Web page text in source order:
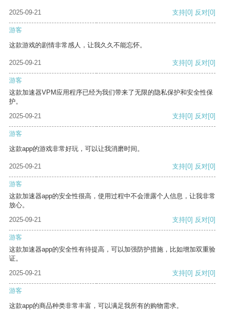
2025-09-21 支持[0] 反对[0]
游客
这款游戏的剧情非常感人，让我久久不能忘怀。
2025-09-21 支持[0] 反对[0]
游客
这款加速器VPM应用程序已经为我们带来了无限的隐私保护和安全性保
护。
2025-09-21
支持[0] 反对[0]
游客
这款app的游戏非常好玩，可以让我消磨时间。
2025-09-21 支持[0] 反对[0]
游客
这款加速器app的安全性很高，使用过程中不会泄露个人信息，让我非常
放心。
2025-09-21
支持[0] 反对[0]
游客
这款加速器app的安全性有待提高，可以加强防护措施，比如增加双重验
证。
2025-09-21
支持[0] 反对[0]
游客
这款app的商品种类非常丰富，可以满足我所有的购物需求。